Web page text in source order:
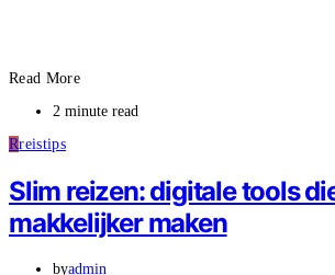
Read More
2 minute read
Rreistips
Slim reizen: digitale tools
makkelijker maken
byadmin